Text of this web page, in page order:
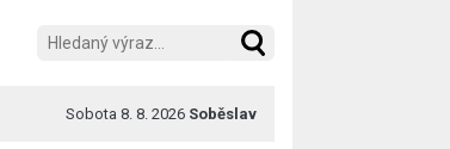
Sobota 8. 8. 2026 Soběslav